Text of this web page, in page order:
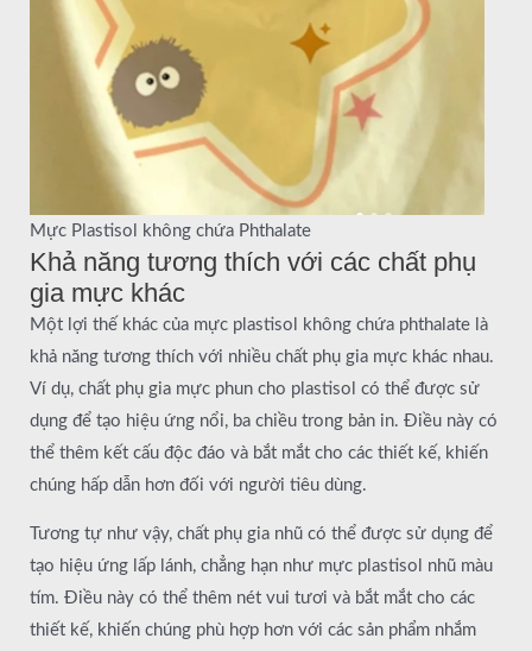
Mực Plastisol không chứa Phthalate
Khả năng tương thích với các chất phụ
gia mực khác
Một lợi thế khác của mực plastisol không chứa phthalate là
khả năng tương thích với nhiều chất phụ gia mực khác nhau.
Ví dụ, chất phụ gia mực phun cho plastisol có thể được sử
dụng để tạo hiệu ứng nổi, ba chiều trong bản in. Điều này có
thể thêm kết cấu độc đáo và bắt mắt cho các thiết kế, khiến
chúng hấp dẫn hơn đối với người tiêu dùng.
Tương tự như vậy, chất phụ gia nhũ có thể được sử dụng để
tạo hiệu ứng lấp lánh, chẳng hạn như mực plastisol nhũ màu
tím. Điều này có thể thêm nét vui tươi và bắt mắt cho các
thiết kế, khiến chúng phù hợp hơn với các sản phẩm nhắm